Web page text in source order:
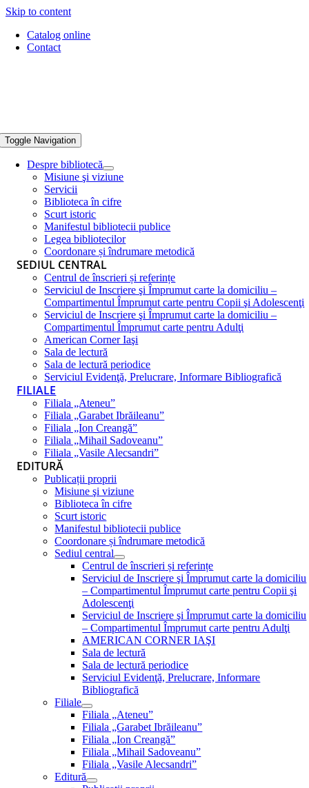
Skip to content
Catalog online
Contact
Toggle Navigation
Despre bibliotecă
Misiune şi viziune
Servicii
Biblioteca în cifre
Scurt istoric
Manifestul bibliotecii publice
Legea bibliotecilor
Coordonare și îndrumare metodică
SEDIUL CENTRAL
Centrul de înscrieri și referințe
Serviciul de Inscriere şi Împrumut carte la domiciliu –
Compartimentul Împrumut carte pentru Copii şi Adolescenţi
Serviciul de Inscriere şi Împrumut carte la domiciliu –
Compartimentul Împrumut carte pentru Adulţi
American Corner Iaşi
Sala de lectură
Sala de lectură periodice
Serviciul Evidenţă, Prelucrare, Informare Bibliografică
FILIALE
Filiala „Ateneu”
Filiala „Garabet Ibrăileanu”
Filiala „Ion Creangă”
Filiala „Mihail Sadoveanu”
Filiala „Vasile Alecsandri”
EDITURĂ
Publicații proprii
Misiune şi viziune
Biblioteca în cifre
Scurt istoric
Manifestul bibliotecii publice
Coordonare și îndrumare metodică
Sediul central
Centrul de înscrieri și referințe
Serviciul de Inscriere şi Împrumut carte la domiciliu
– Compartimentul Împrumut carte pentru Copii şi
Adolescenţi
Serviciul de Inscriere şi Împrumut carte la domiciliu
– Compartimentul Împrumut carte pentru Adulţi
AMERICAN CORNER IAŞI
Sala de lectură
Sala de lectură periodice
Serviciul Evidenţă, Prelucrare, Informare
Bibliografică
Filiale
Filiala „Ateneu”
Filiala „Garabet Ibrăileanu”
Filiala „Ion Creangă”
Filiala „Mihail Sadoveanu”
Filiala „Vasile Alecsandri”
Editură